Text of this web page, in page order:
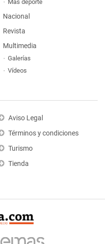
Más deporte
Nacional
Revista
Multimedia
Galerías
Vídeos
Aviso Legal
Términos y condiciones
Turismo
Tienda